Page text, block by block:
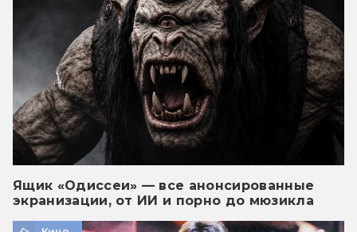
Ящик «Одиссеи» — все анонсированные
экранизации, от ИИ и порно до мюзикла